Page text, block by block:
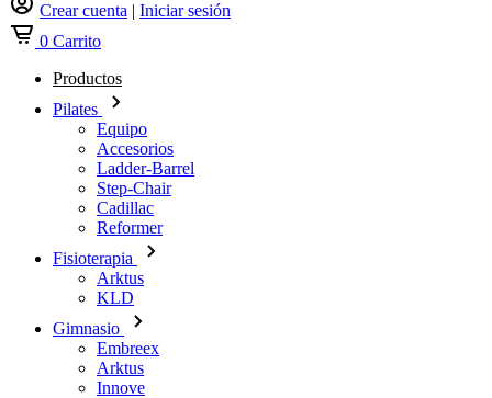
Crear cuenta | Iniciar sesión
0 Carrito
Productos
Pilates
Equipo
Accesorios
Ladder-Barrel
Step-Chair
Cadillac
Reformer
Fisioterapia
Arktus
KLD
Gimnasio
Embreex
Arktus
Innove